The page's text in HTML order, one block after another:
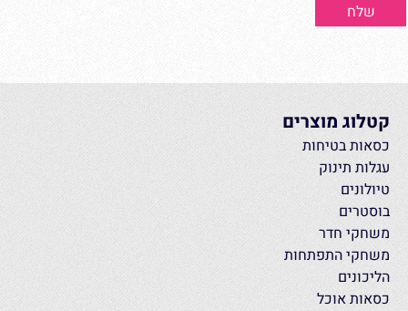
קטלוג מוצרים
כסאות בטיחות
עגלות תינוק
טיולונים
בוסטרים
משחקי חדר
משחקי התפתחות
הליכונים
כסאות אוכל